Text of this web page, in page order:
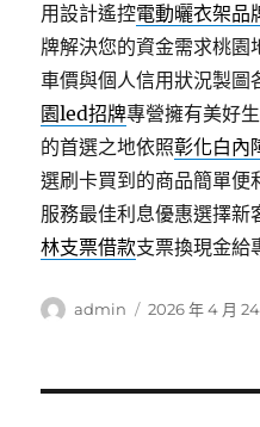
用設計遙控電動曬衣架品
牌解決您的資金需求桃園
車價與個人信用狀況製圖
園led招牌專營擁有美好
的首選之地依照彰化白內
選刷卡買到的商品簡單便
服務最佳利息優惠選擇
林支票借款支票換現金給
作
admin
發
2026 年 4 月